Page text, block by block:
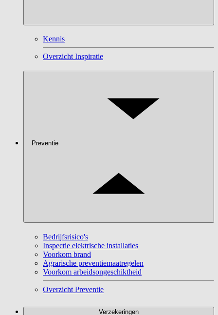
Kennis
Overzicht Inspiratie
Preventie
Bedrijfsrisico's
Inspectie elektrische installaties
Voorkom brand
Agrarische preventiemaatregelen
Voorkom arbeidsongeschiktheid
Overzicht Preventie
Verzekeringen